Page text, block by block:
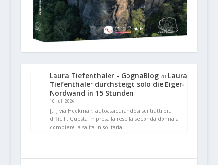
Laura Tiefenthaler - GognaBlogzu Laura
Tiefenthaler durchsteigt solo die Eiger-
Nordwand in 15 Stunden
10. Juli 2026
[…] via Heckmair, autoassicurandosi sui tratti più
difficili. Questa impresa la rese la seconda donna a
compiere la salita in solitaria…